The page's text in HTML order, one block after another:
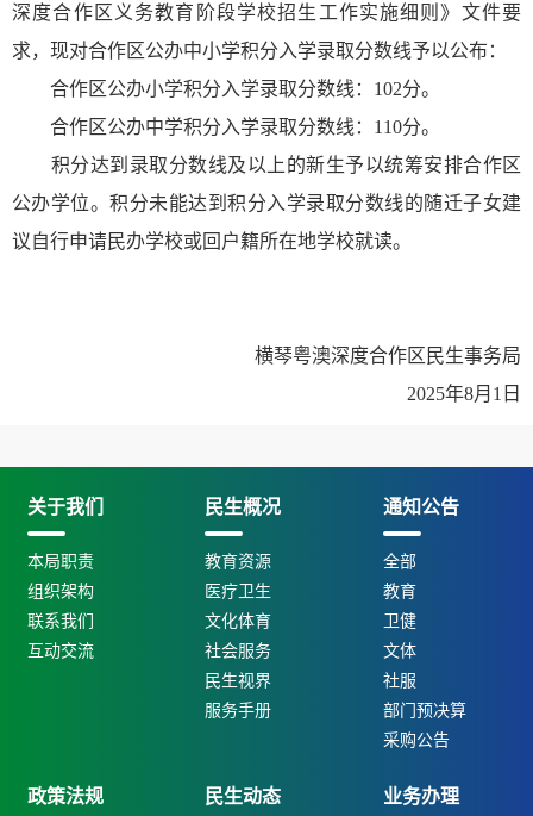
深度合作区义务教育阶段学校招生工作实施细则》文件要
求，现对合作区公办中小学积分入学录取分数线予以公布：
合作区公办小学积分入学录取分数线：102分。
合作区公办中学积分入学录取分数线：110分。
积分达到录取分数线及以上的新生予以统筹安排合作区
公办学位。积分未能达到积分入学录取分数线的随迁子女建
议自行申请民办学校或回户籍所在地学校就读。
横琴粤澳深度合作区民生事务局
2025年8月1日
关于我们
本局职责
组织架构
联系我们
互动交流
民生概况
教育资源
医疗卫生
文化体育
社会服务
民生视界
服务手册
通知公告
全部
教育
卫健
文体
社服
部门预决算
采购公告
政策法规 民生动态 业务办理